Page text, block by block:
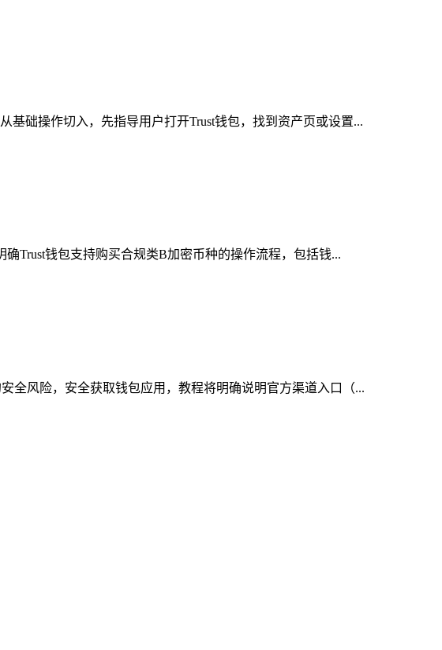
础操作切入，先指导用户打开Trust钱包，找到资产页或设置...
Trust钱包支持购买合规类B加密币种的操作流程，包括钱...
全风险，安全获取钱包应用，教程将明确说明官方渠道入口（...